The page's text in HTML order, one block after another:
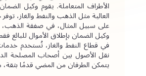
العالية مثل الذهب والنفط والغاز،
وكيل الضمان بإطلاق الأموال للبائع
يتمكن الطرفان من المضي قدمًا